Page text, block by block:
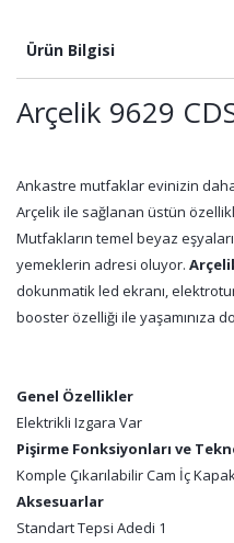
Ürün Bilgisi
Arçelik 9629
Ankastre mutfaklar evinizin
Arçelik ile sağlanan üstün
Mutfakların temel beyaz
yemeklerin adresi oluyor.
dokunmatik led ekranı,
booster özelliği ile yaşamınıza
Genel Özellikler
Elektrikli Izgara Var
Pişirme Fonksiyonları ve
Komple Çıkarılabilir Cam İç
Aksesuarlar
Standart Tepsi Adedi 1